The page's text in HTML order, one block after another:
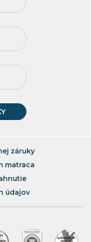
záruky
matraca
údajov